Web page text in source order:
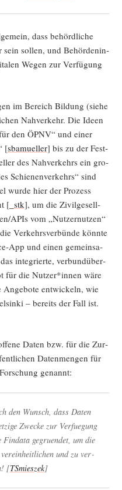
dass behörd­li­che
sein sol­len, und Behör­den­in­
Wegen zur Ver­fü­gung
im Bereich Bil­dung (sie­he
Nah­ver­kehr. Die Ideen
den ÖPNV“ und einer
[sba­muel­ler] bis zu der Fest­
des Nah­ver­kehrs ein gro­
Schie­nen­ver­kehrs“ sind
wur­de hier der Pro­zess
[_stk], um die Zivil­ge­sell­
APIs vom „Nut­zer­nut­zen“
Ver­kehrs­ver­bün­de könn­te
App und einen gemein­sa­
inte­grier­te, ver­bund­über­
für die Nutzer*innen wäre
Ange­bo­te ent­wi­ckeln, wie
– bereits der Fall ist.
Daten bzw. für die Zur­
Daten­men­gen für
genannt:
den Wunsch, dass Daten
Zwe­cke zur Ver­fue­gung
gegruen­det, um die
und zu ver­
[TSmies­zek]